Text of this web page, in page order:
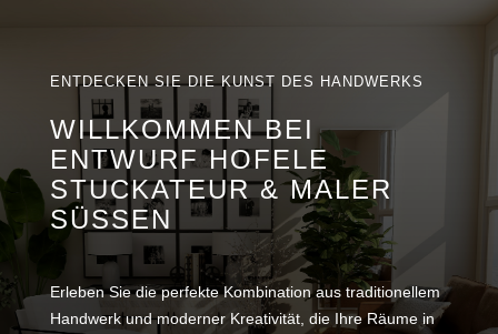
ENTDECKEN SIE DIE KUNST DES HANDWERKS
WILLKOMMEN BEI
ENTWURF HOFELE
STUCKATEUR & MALER
SÜSSEN
Erleben Sie die perfekte Kombination aus traditionellem
Handwerk und moderner Kreativität, die Ihre Räume in